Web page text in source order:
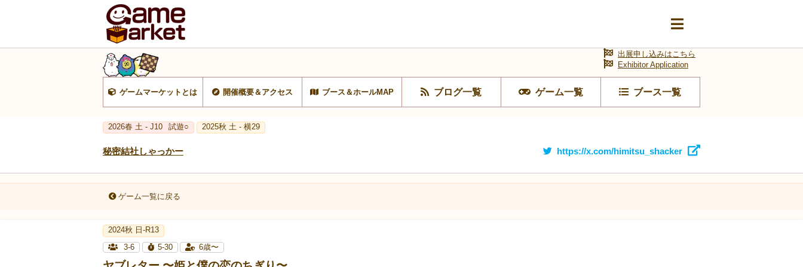
ゲームマーケットとは 開催概要＆アクセス ブース＆ホールMAP ブログ一覧 ゲーム一覧 ブース一覧
出展申し込みはこちら
Exhibitor Application
2026春 土 - J10 試遊○ 2025秋 土 - 横29
秘密結社しゃっかー https://x.com/himitsu_shacker
ゲーム一覧に戻る
2024秋 日-R13
3-6
5-30 6歳〜